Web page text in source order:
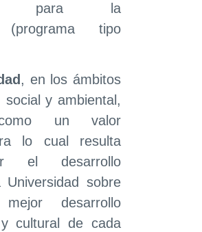
para la
(programa tipo
, en los ámbitos
y ambiental,
un valor
lo cual resulta
el desarrollo
sobre
desarrollo
cultural de cada